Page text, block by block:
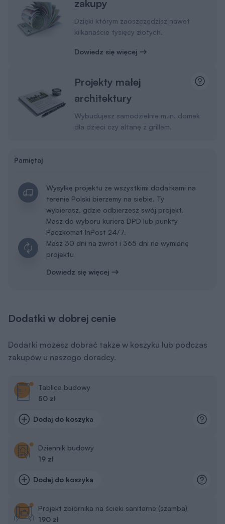
zakupy
Dzięki którym zaoszczędzisz nawet
kilkanaście tysięcy złotych.
Dowiedz się więcej
Projekty małej
architektury
Wybudujesz samodzielnie m.in. domek
dla dzieci czy altanę z grillem.
Pamiętaj
Wysyłkę projektu ze wszystkimi dodatkami na
terenie Polski bierzemy na siebie. Ty
wybierasz, gdzie odbierzesz swój projekt.
Masz do wyboru kuriera DPD lub punkty
Paczkomat InPost 24/7.
Masz 30 dni na zwrot i 365 dni na wymianę
projektu
Dowiedz się więcej
Dodatki w dobrej cenie
Dodatki możesz dobrać także w koszyku lub podczas
zakupów u naszego doradcy.
Tablica budowy
50 zł
Dodaj do koszyka
Dziennik budowy
19 zł
Dodaj do koszyka
Projekt zbiornika na ścieki sanitarne (szamba)
190 zł